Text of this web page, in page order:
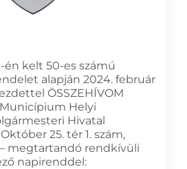
én kelt 50-es számú
alapján 2024. február
ÖSSZEHÍVOM
Helyi
Hivatal
25. tér 1. szám,
megtartandó rendkívüli
napirenddel: